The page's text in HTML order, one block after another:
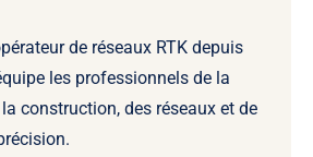
de réseaux RTK depuis
les professionnels de la
construction, des réseaux et de